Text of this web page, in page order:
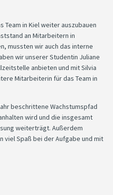
Team in Kiel weiter auszubauen
an Mitarbeitern in
mussten wir auch das interne
wir unserer Studentin Juliane
anbieten und mit Silvia
Mitarbeiterin für das Team in
beschrittene Wachstumspfad
wird und die insgesamt
weiterträgt. Außerdem
viel Spaß bei der Aufgabe und mit